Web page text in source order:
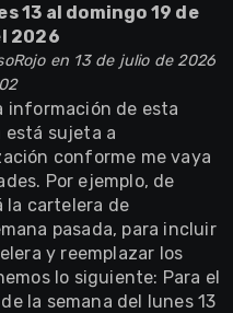
13 al domingo 19 de
2026
en 13 de julio de 2026
información de esta
está sujeta a
conforme me vaya
Por ejemplo, de
la cartelera de
pasada, para incluir
y reemplazar los
lo siguiente: Para el
la semana del lunes 13